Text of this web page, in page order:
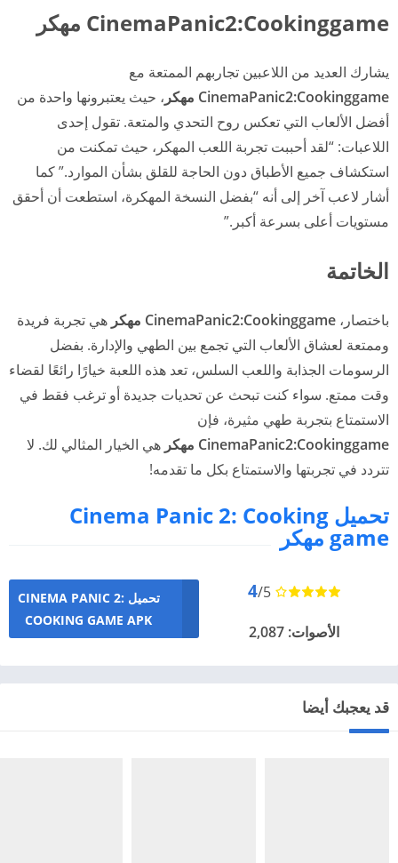
CinemaPanic2:Cookinggame مهكر
يشارك العديد من اللاعبين تجاربهم الممتعة مع
CinemaPanic2:Cookinggame مهكر
، حيث يعتبرونها واحدة من
أفضل الألعاب التي تعكس روح التحدي والمتعة. تقول إحدى
اللاعبات: “لقد أحببت تجربة اللعب المهكر، حيث تمكنت من
استكشاف جميع الأطباق دون الحاجة للقلق بشأن الموارد.” كما
أشار لاعب آخر إلى أنه “بفضل النسخة المهكرة، استطعت أن أحقق
مستويات أعلى بسرعة أكبر.”
الخاتمة
باختصار، CinemaPanic2:Cookinggame مهكر
هي تجربة فريدة
وممتعة لعشاق الألعاب التي تجمع بين الطهي والإدارة. بفضل
الرسومات الجذابة واللعب السلس، تعد هذه اللعبة خيارًا رائعًا لقضاء
وقت ممتع. سواء كنت تبحث عن تحديات جديدة أو ترغب فقط في
الاستمتاع بتجربة طهي مثيرة، فإن
CinemaPanic2:Cookinggame مهكر
هي الخيار المثالي لك. لا
تتردد في تجربتها والاستمتاع بكل ما تقدمه!
تحميل Cinema Panic 2: Cooking
game مهكر
4/5
الأصوات: 2,087
تحميل CINEMA PANIC 2:
COOKING GAME APK
قد يعجبك أيضا